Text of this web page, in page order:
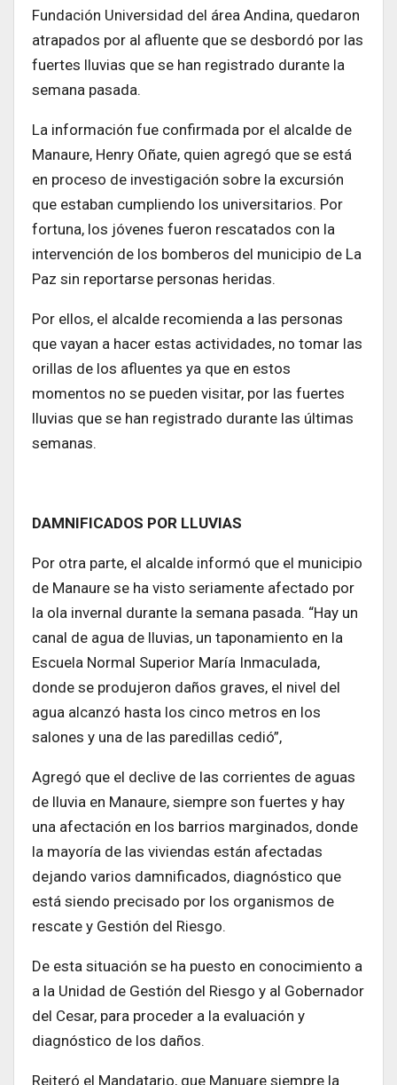
Fundación Universidad del área Andina, quedaron
atrapados por al afluente que se desbordó por las
fuertes lluvias que se han registrado durante la
semana pasada.
La información fue confirmada por el alcalde de
Manaure, Henry Oñate, quien agregó que se está
en proceso de investigación sobre la excursión
que estaban cumpliendo los universitarios. Por
fortuna, los jóvenes fueron rescatados con la
intervención de los bomberos del municipio de La
Paz sin reportarse personas heridas.
Por ellos, el alcalde recomienda a las personas
que vayan a hacer estas actividades, no tomar las
orillas de los afluentes ya que en estos
momentos no se pueden visitar, por las fuertes
lluvias que se han registrado durante las últimas
semanas.
DAMNIFICADOS POR LLUVIAS
Por otra parte, el alcalde informó que el municipio
de Manaure se ha visto seriamente afectado por
la ola invernal durante la semana pasada. “Hay un
canal de agua de lluvias, un taponamiento en la
Escuela Normal Superior María Inmaculada,
donde se produjeron daños graves, el nivel del
agua alcanzó hasta los cinco metros en los
salones y una de las paredillas cedió”,
Agregó que el declive de las corrientes de aguas
de lluvia en Manaure, siempre son fuertes y hay
una afectación en los barrios marginados, donde
la mayoría de las viviendas están afectadas
dejando varios damnificados, diagnóstico que
está siendo precisado por los organismos de
rescate y Gestión del Riesgo.
De esta situación se ha puesto en conocimiento a
a la Unidad de Gestión del Riesgo y al Gobernador
del Cesar, para proceder a la evaluación y
diagnóstico de los daños.
Reiteró el Mandatario, que Manuare siempre la